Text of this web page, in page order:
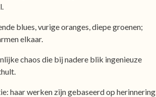
blues, vurige oranges, diepe groenen;
elkaar.
chaos die bij nadere blik ingenieuze
haar werken zijn gebaseerd op herinnering,